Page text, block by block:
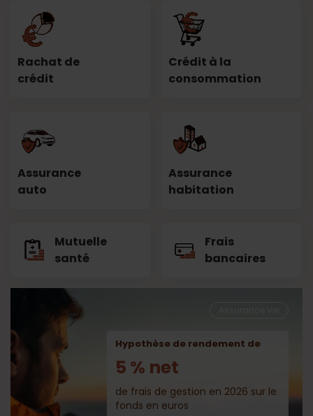
Rachat de
crédit
Crédit à la
consommation
Assurance
auto
Assurance
habitation
Mutuelle
santé
Frais
bancaires
Hypothèse de rendement de
5 % net
de frais de gestion en 2026 sur le
fonds en euros